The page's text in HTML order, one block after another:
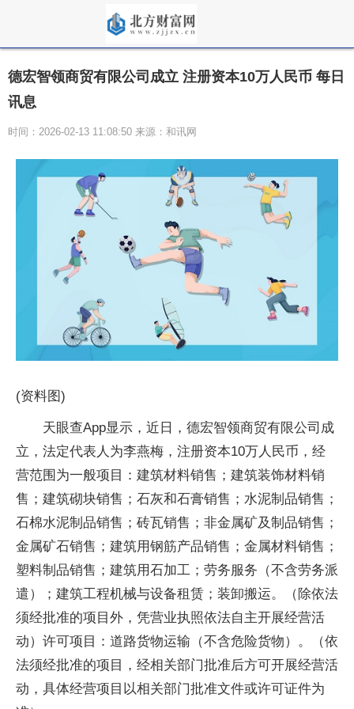
德宏智领商贸有限公司成立 注册资本10万人民币 每日
讯息
时间：2026-02-13 11:08:50 来源：和讯网
(资料图)
天眼查App显示，近日，德宏智领商贸有限公司成
立，法定代表人为李燕梅，注册资本10万人民币，经
营范围为一般项目：建筑材料销售；建筑装饰材料销
售；建筑砌块销售；石灰和石膏销售；水泥制品销售；
石棉水泥制品销售；砖瓦销售；非金属矿及制品销售；
金属矿石销售；建筑用钢筋产品销售；金属材料销售；
塑料制品销售；建筑用石加工；劳务服务（不含劳务派
遣）；建筑工程机械与设备租赁；装卸搬运。（除依法
须经批准的项目外，凭营业执照依法自主开展经营活
动）许可项目：道路货物运输（不含危险货物）。（依
法须经批准的项目，经相关部门批准后方可开展经营活
动，具体经营项目以相关部门批准文件或许可证件为